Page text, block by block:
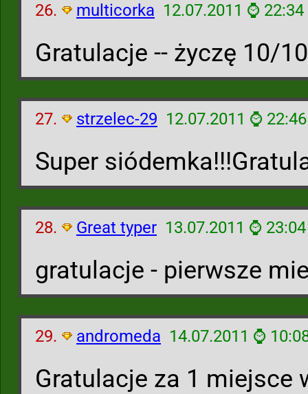
26. multicorka 12.07.2011 ⌚ 22:34
Gratulacje -- życzę 10/
27. strzelec-29 12.07.2011 ⌚ 22:46
Super
28. Great typer 13.07.2011 ⌚ 23:04
gratulacje - pierwsze
29. andromeda 14.07.2011 ⌚
Gratulacje za 1 miejsce